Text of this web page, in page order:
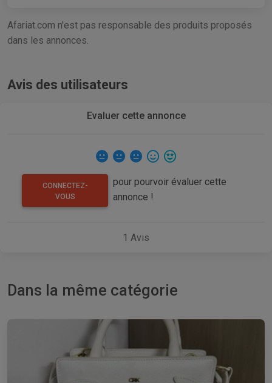
Afariat.com n'est pas responsable des produits proposés
dans les annonces.
Avis des utilisateurs
Evaluer cette annonce
CONNECTEZ-
VOUS
pour pourvoir évaluer cette
annonce !
1 Avis
Dans la même catégorie